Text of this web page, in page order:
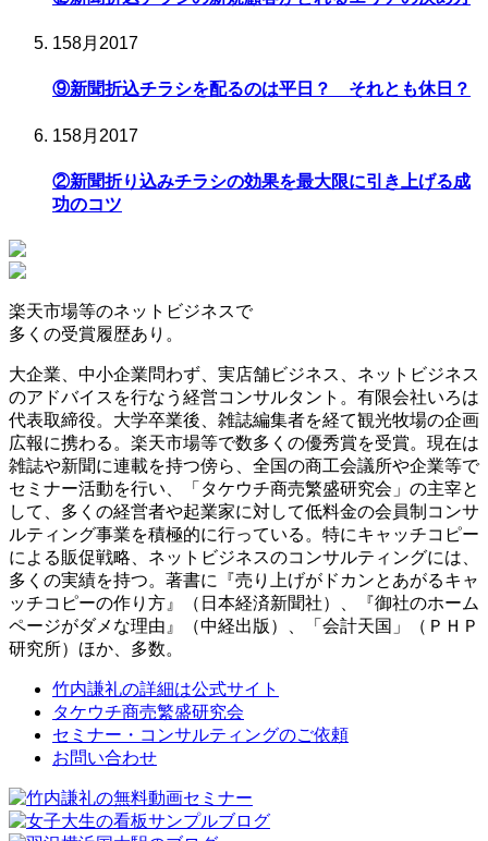
158月 2017
⑨新聞折込チラシを配るのは平日？ それとも休日？
158月 2017
②新聞折り込みチラシの効果を最大限に引き上げる成
功のコツ
楽天市場等のネットビジネスで
多くの受賞履歴あり。
大企業、中小企業問わず、実店舗ビジネス、ネットビジネス
のアドバイスを行なう経営コンサルタント。有限会社いろは
代表取締役。大学卒業後、雑誌編集者を経て観光牧場の企画
広報に携わる。楽天市場等で数多くの優秀賞を受賞。現在は
雑誌や新聞に連載を持つ傍ら、全国の商工会議所や企業等で
セミナー活動を行い、「タケウチ商売繁盛研究会」の主宰と
して、多くの経営者や起業家に対して低料金の会員制コンサ
ルティング事業を積極的に行っている。特にキャッチコピー
による販促戦略、ネットビジネスのコンサルティングには、
多くの実績を持つ。著書に『売り上げがドカンとあがるキャ
ッチコピーの作り方』（日本経済新聞社）、『御社のホーム
ページがダメな理由』（中経出版）、「会計天国」（ＰＨＰ
研究所）ほか、多数。
竹内謙礼の詳細は公式サイト
タケウチ商売繁盛研究会
セミナー・コンサルティングのご依頼
お問い合わせ